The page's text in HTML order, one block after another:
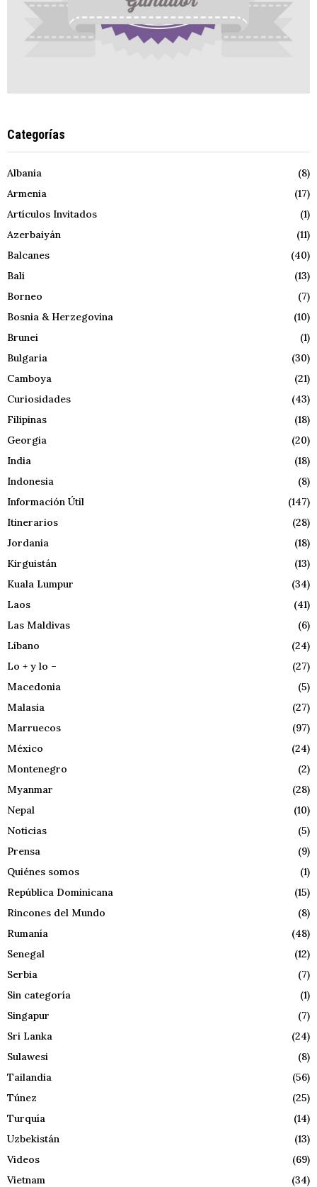
Categorías
Albania
(8)
Armenia
(17)
Artículos Invitados
(1)
Azerbaiyán
(11)
Balcanes
(40)
Bali
(13)
Borneo
(7)
Bosnia & Herzegovina
(10)
Brunei
(1)
Bulgaria
(30)
Camboya
(21)
Curiosidades
(43)
Filipinas
(18)
Georgia
(20)
India
(18)
Indonesia
(8)
Información Útil
(147)
Itinerarios
(28)
Jordania
(18)
Kirguistán
(13)
Kuala Lumpur
(34)
Laos
(41)
Las Maldivas
(6)
Líbano
(24)
Lo + y lo –
(27)
Macedonia
(5)
Malasia
(27)
Marruecos
(97)
México
(24)
Montenegro
(2)
Myanmar
(28)
Nepal
(10)
Noticias
(5)
Prensa
(9)
Quiénes somos
(1)
República Dominicana
(15)
Rincones del Mundo
(8)
Rumanía
(48)
Senegal
(12)
Serbia
(7)
Sin categoría
(1)
Singapur
(7)
Sri Lanka
(24)
Sulawesi
(8)
Tailandia
(56)
Túnez
(25)
Turquía
(14)
Uzbekistán
(13)
Videos
(69)
Vietnam
(34)